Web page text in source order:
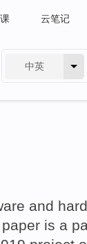
云笔记
中英
and
paper is a